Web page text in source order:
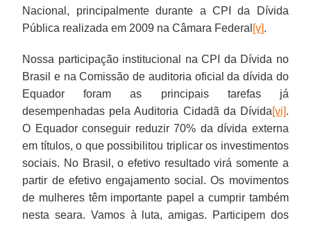
Nacional, principalmente durante a CPI da Dívida
Pública realizada em 2009 na Câmara Federal [v].
Nossa participação institucional na CPI da Dívida no
Brasil e na Comissão de auditoria oficial da dívida do
Equador foram as principais tarefas já
desempenhadas pela Auditoria Cidadã da Dívida[vi].
O Equador conseguir reduzir 70% da dívida externa
em títulos, o que possibilitou triplicar os investimentos
sociais. No Brasil, o efetivo resultado virá somente a
partir de efetivo engajamento social. Os movimentos
de mulheres têm importante papel a cumprir também
nesta seara. Vamos à luta, amigas. Participem dos